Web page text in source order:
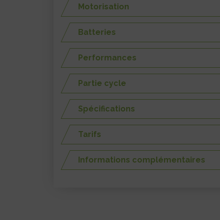
Motorisation
Batteries
Performances
Partie cycle
Spécifications
Tarifs
Informations complémentaires